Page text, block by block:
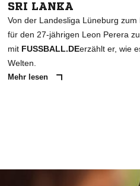
SRI LANKA
Von der Landesliga Lüneburg
für den 27-jährigen Leon Perera
mit FUSSBALL.DEerzählt er, wie
Welten.
Mehr lesen